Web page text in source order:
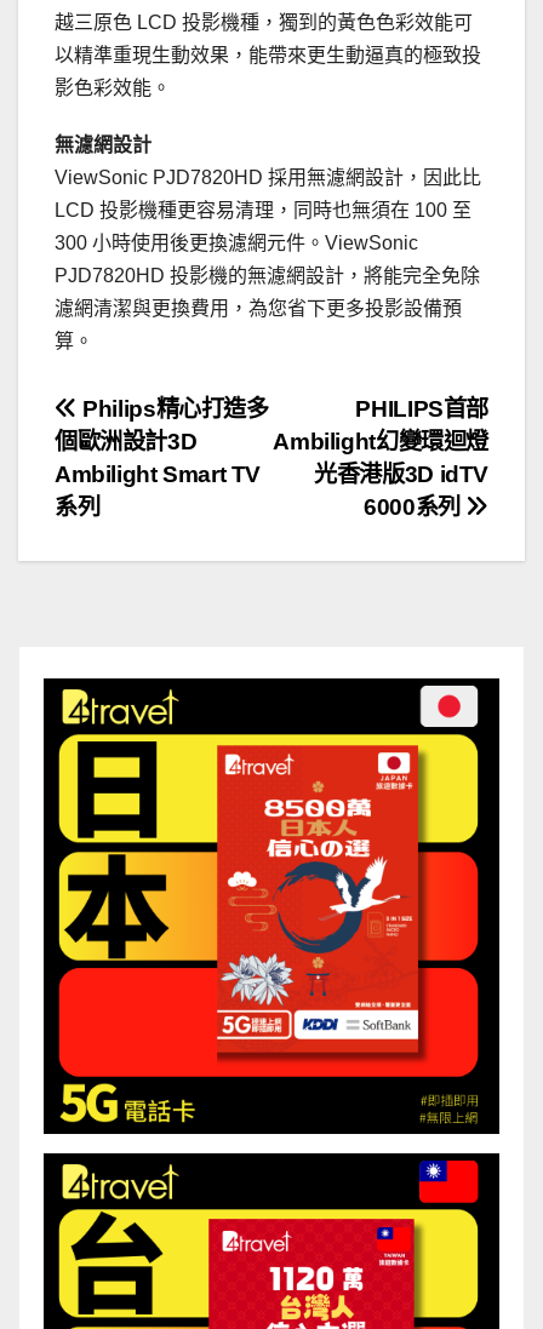
越三原色 LCD 投影機種，獨到的黃色色彩效能可
以精準重現生動效果，能帶來更生動逼真的極致投
影色彩效能。
無濾網設計
ViewSonic PJD7820HD 採用無濾網設計，因此比
LCD 投影機種更容易清理，同時也無須在 100 至
300 小時使用後更換濾網元件。ViewSonic
PJD7820HD 投影機的無濾網設計，將能完全免除
濾網清潔與更換費用，為您省下更多投影設備預
算。
文
章
導
覽
PHILIPS首部
Ambilight幻變環迴燈
光香港版3D idTV
6000系列
Philips精心打造多
個歐洲設計3D
Ambilight Smart TV
系列